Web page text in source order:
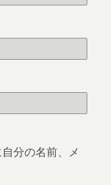
分の名前、メ